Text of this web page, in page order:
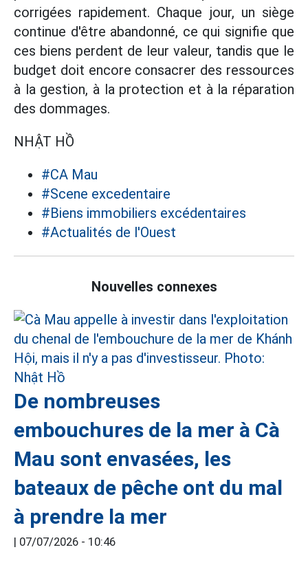
corrigées rapidement. Chaque jour, un siège
continue d'être abandonné, ce qui signifie que
ces biens perdent de leur valeur, tandis que le
budget doit encore consacrer des ressources
à la gestion, à la protection et à la réparation
des dommages.
NHẬT HỒ
#CA Mau
#Scene excedentaire
#Biens immobiliers excédentaires
#Actualités de l'Ouest
Nouvelles connexes
De nombreuses
embouchures de la mer à Cà
Mau sont envasées, les
bateaux de pêche ont du mal
à prendre la mer
07/07/2026 - 10:46